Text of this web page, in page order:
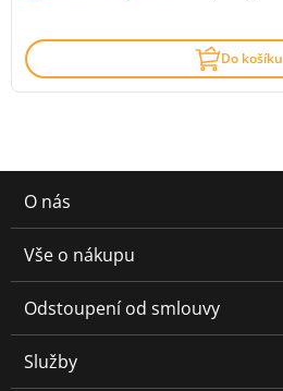
Do košíku
O nás
Vše o nákupu
Odstoupení od smlouvy
Služby